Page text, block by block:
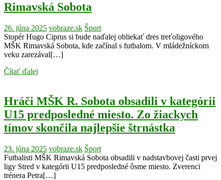
Rimavská Sobota
26. júna 2025 vobraze.sk Šport
Stopér Hugo Ciprus si bude naďalej obliekať dres treťoligového
MŠK Rimavská Sobota, kde začínal s futbalom. V mládežníckom
veku zarezával[…]
Čítať ďalej
Hráči MŠK R. Sobota obsadili v kategórii
U15 predposledné miesto. Zo žiackych
tímov skončila najlepšie štrnástka
23. júna 2025 vobraze.sk Šport
Futbalisti MŠK Rimavská Sobota obsadili v nadstavbovej časti prvej
ligy Stred v kategórii U15 predposledné ôsme miesto. Zverenci
trénera Petra[…]